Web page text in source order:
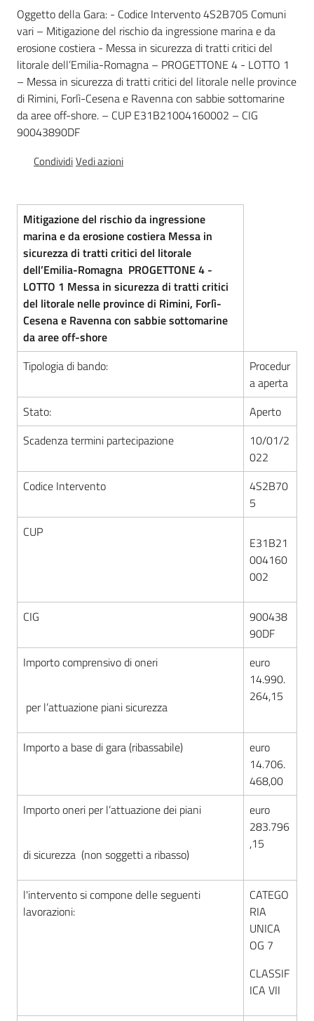
Novità
Servizi
Leggi Atti Bandi
Oggetto della Gara: - Codice Intervento 4S2B705 Comuni
vari – Mitigazione del rischio da ingressione marina e da
erosione costiera - Messa in sicurezza di tratti critici del
litorale dell’Emilia-Romagna – PROGETTONE 4 - LOTTO 1
– Messa in sicurezza di tratti critici del litorale nelle province
di Rimini, Forlì-Cesena e Ravenna con sabbie sottomarine
da aree off-shore. – CUP E31B21004160002 – CIG
90043890DF
CondividiVedi azioni
Mitigazione del rischio da ingressione
marina e da erosione costiera Messa in
sicurezza di tratti critici del litorale
dell’Emilia-Romagna PROGETTONE 4 -
LOTTO 1 Messa in sicurezza di tratti critici
del litorale nelle province di Rimini, Forlì-
Cesena e Ravenna con sabbie sottomarine
da aree off-shore
Tipologia di bando:
Procedur
a aperta
Stato:
Aperto
Scadenza termini partecipazione
10/01/2
022
Codice Intervento
4S2B70
5
CUP
E31B21
004160
002
CIG
900438
90DF
Importo comprensivo di oneri
per l’attuazione piani sicurezza
euro
14.990.
264,15
Importo a base di gara (ribassabile)
euro
14.706.
468,00
Importo oneri per l’attuazione dei piani
di sicurezza (non soggetti a ribasso)
euro
283.796
,15
l'intervento si compone delle seguenti
lavorazioni:
CATEGO
RIA
UNICA
OG 7
CLASSIF
ICA VII